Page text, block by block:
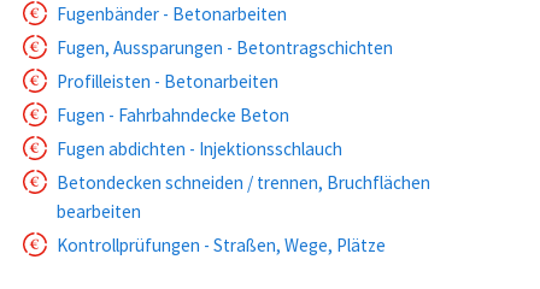
Fugenbänder - Betonarbeiten
Fugen, Aussparungen - Betontragschichten
Profilleisten - Betonarbeiten
Fugen - Fahrbahndecke Beton
Fugen abdichten - Injektionsschlauch
Betondecken schneiden / trennen, Bruchflächen
bearbeiten
Kontrollprüfungen - Straßen, Wege, Plätze